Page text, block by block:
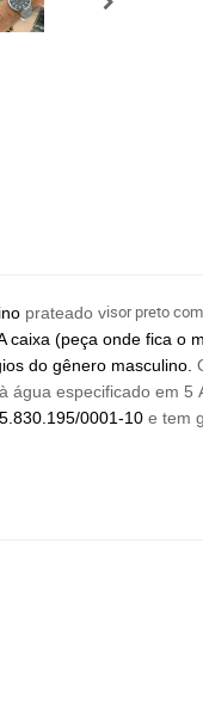
prateado visor preto
caixa (peça onde fica o
do gênero masculino.
água especificado em 5
0001-10 e tem